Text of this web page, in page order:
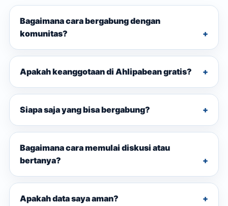
Bagaimana cara bergabung dengan
komunitas?
Apakah keanggotaan di Ahlipabean gratis?
Siapa saja yang bisa bergabung?
Bagaimana cara memulai diskusi atau
bertanya?
Apakah data saya aman?